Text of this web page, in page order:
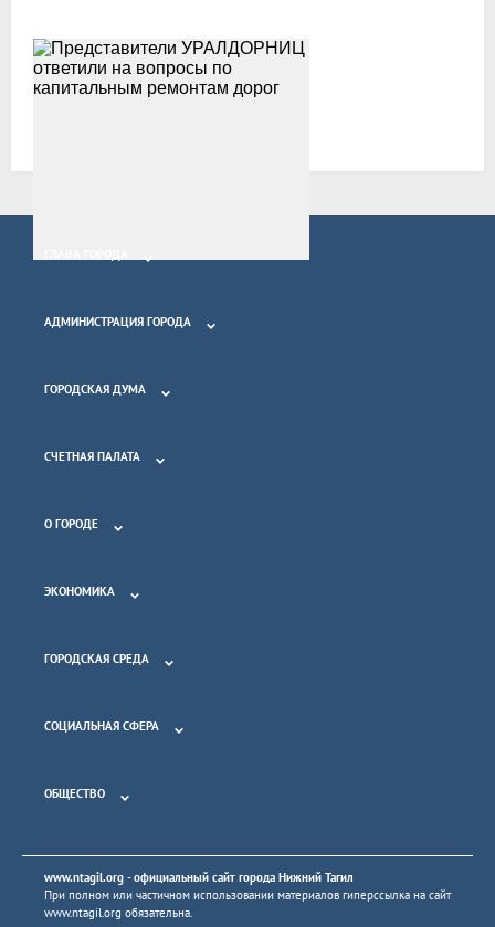
АДМИНИСТРАЦИЯ ГОРОДА
ГОРОДСКАЯ ДУМА
СЧЕТНАЯ ПАЛАТА
О ГОРОДЕ
ЭКОНОМИКА
ГОРОДСКАЯ СРЕДА
СОЦИАЛЬНАЯ СФЕРА
ОБЩЕСТВО
www.ntagil.org - официальный сайт города Нижний Тагил
При полном или частичном использовании материалов гиперссылка на сайт
www.ntagil.org обязательна.